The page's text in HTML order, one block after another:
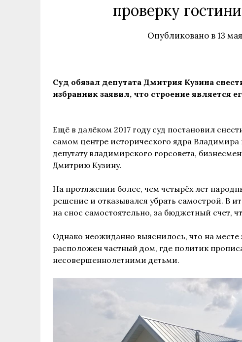
проверку
Опубликовано в13
Суд обязал депутата Дмитрия Кузина
избранник заявил, что строение
Ещё в далёком 2017 году суд постановил
самом центре исторического ядра
депутату владимирского горсовета,
Дмитрию Кузину.
На протяжении более, чем четырёх лет
решение и отказывался убрать самострой. В
на снос самостоятельно, за бюджетный счет,
Однако неожиданно выяснилось, что на
расположен частный дом, где политик
несовершеннолетними детьми.